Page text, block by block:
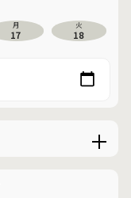
月
17
火
18